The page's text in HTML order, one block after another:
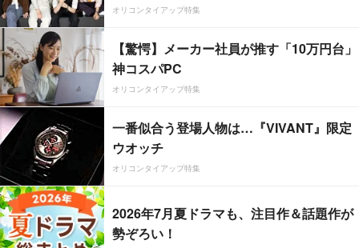
オリコンタイアップ特集
【驚愕】メーカー社員が推す「10万円台」
神コスパPC
オリコンタイアップ特集
一番似合う登場人物は…『VIVANT』限定
ウオッチ
オリコンタイアップ特集
2026年7月夏ドラマも、注目作＆話題作が
勢ぞろい！